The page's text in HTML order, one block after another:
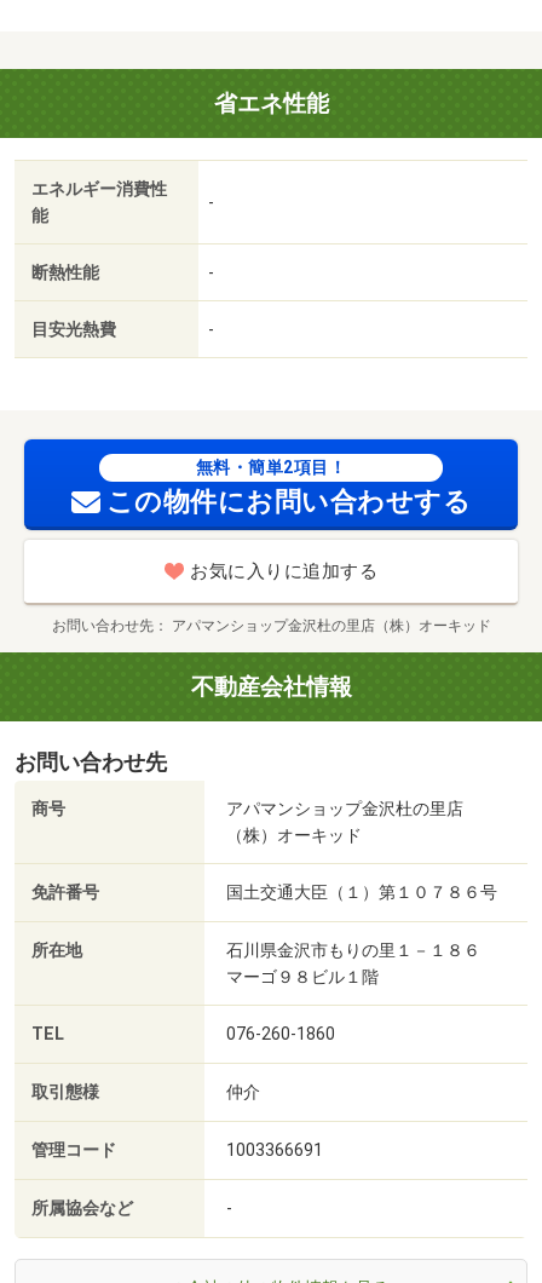
ワー付洗面台／ＴＶインターホン／浴室乾燥機／オートロ
ック／室内洗濯置／シューズボックス／システムキッチン
／追焚機能浴室／温水洗浄便座／駐輪場／宅配ボックス／
即入居可／敷金不要／防犯カメラ／ＩＨクッキングヒータ
ー／照明付／全居室洋室／ウォークインクロゼット／保証
人不要／オール電化／ネット使用料不要／浴室１坪以上／
／ＢＳ／礼金１ヶ月／保証会社利用可／１００満ボルト金
沢諸江店（その他）まで７５０ｍ/賃貸戸数:12戸
省エネ性能
エネルギー消費性
能
-
断熱性能 -
目安光熱費 -
無料・簡単2項目！
この物件にお問い合わせする
お気に入りに追加する
お問い合わせ先 アパマンショップ金沢杜の里店（株）オーキッド
不動産会社情報
お問い合わせ先
商号
アパマンショップ金沢杜の里店
（株）オーキッド
免許番号 国土交通大臣（１）第１０７８６号
所在地
石川県金沢市もりの里１－１８６
マーゴ９８ビル１階
TEL 076-260-1860
取引態様 仲介
管理コード 1003366691
所属協会など -